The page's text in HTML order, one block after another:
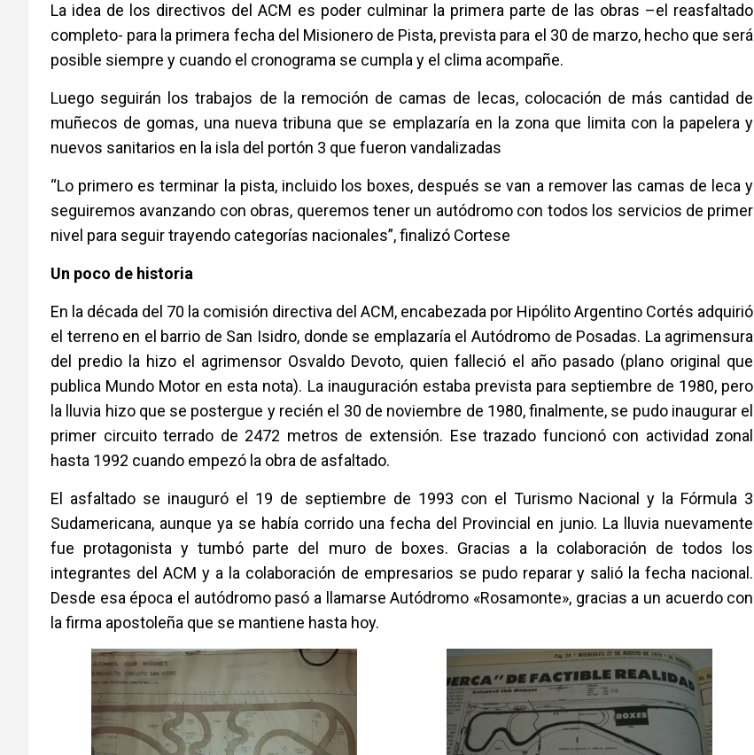
La idea de los directivos del ACM es poder culminar la primera parte de las obras –el reasfaltado
completo- para la primera fecha del Misionero de Pista, prevista para el 30 de marzo, hecho que será
posible siempre y cuando el cronograma se cumpla y el clima acompañe.
Luego seguirán los trabajos de la remoción de camas de lecas, colocación de más cantidad de
muñecos de gomas, una nueva tribuna que se emplazaría en la zona que limita con la papelera y
nuevos sanitarios en la isla del portón 3 que fueron vandalizadas
“Lo primero es terminar la pista, incluido los boxes, después se van a remover las camas de leca y
seguiremos avanzando con obras, queremos tener un autódromo con todos los servicios de primer
nivel para seguir trayendo categorías nacionales”, finalizó Cortese
Un poco de historia
En la década del 70 la comisión directiva del ACM, encabezada por Hipólito Argentino Cortés adquirió
el terreno en el barrio de San Isidro, donde se emplazaría el Autódromo de Posadas. La agrimensura
del predio la hizo el agrimensor Osvaldo Devoto, quien falleció el año pasado (plano original que
publica Mundo Motor en esta nota). La inauguración estaba prevista para septiembre de 1980, pero
la lluvia hizo que se postergue y recién el 30 de noviembre de 1980, finalmente, se pudo inaugurar el
primer circuito terrado de 2472 metros de extensión. Ese trazado funcionó con actividad zonal
hasta 1992 cuando empezó la obra de asfaltado.
El asfaltado se inauguró el 19 de septiembre de 1993 con el Turismo Nacional y la Fórmula 3
Sudamericana, aunque ya se había corrido una fecha del Provincial en junio. La lluvia nuevamente
fue protagonista y tumbó parte del muro de boxes. Gracias a la colaboración de todos los
integrantes del ACM y a la colaboración de empresarios se pudo reparar y salió la fecha nacional.
Desde esa época el autódromo pasó a llamarse Autódromo «Rosamonte», gracias a un acuerdo con
la firma apostoleña que se mantiene hasta hoy.